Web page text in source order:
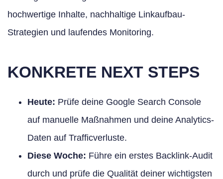
hochwertige Inhalte, nachhaltige Linkaufbau-
Strategien und laufendes Monitoring.
KONKRETE NEXT STEPS
Heute: Prüfe deine Google Search Console
auf manuelle Maßnahmen und deine Analytics-
Daten auf Trafficverluste.
Diese Woche: Führe ein erstes Backlink-Audit
durch und prüfe die Qualität deiner wichtigsten